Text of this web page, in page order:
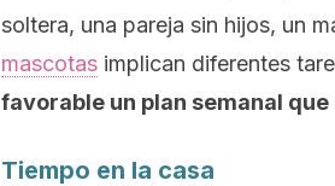
soltera, una pareja sin hijos, un
mascotas implican diferentes
favorable un plan semanal
Tiempo en la casa